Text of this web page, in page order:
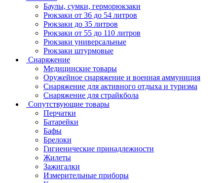
Баулы, сумки, герморюкзаки
Рюкзаки от 36 до 54 литров
Рюкзаки до 35 литров
Рюкзаки от 55 до 110 литров
Рюкзаки универсальные
Рюкзаки штурмовые
Снаряжение
Медицинские товары
Оружейное снаряжение и военная аммуниция
Снаряжение для активного отдыха и туризма
Снаряжение для страйкбола
Сопутствующие товары
Перчатки
Батарейки
Бафы
Брелоки
Гигиенические принадлежности
Жилеты
Зажигалки
Измерительные приборы